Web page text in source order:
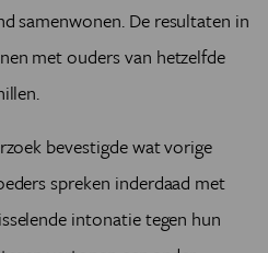
samenwonen. De resultaten in
met ouders van hetzelfde
bevestigde wat vorige
spreken inderdaad met
intonatie tegen hun